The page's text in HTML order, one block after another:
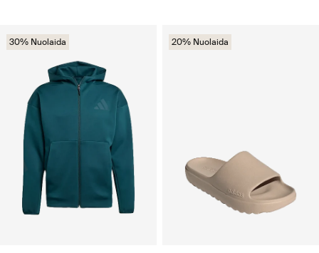
30% Nuolaida 20% Nuolaida